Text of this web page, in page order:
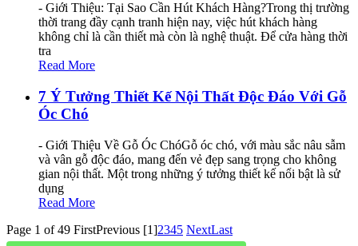
- Giới Thiệu: Tại Sao Cần Hút Khách Hàng?Trong thị trường
thời trang đầy cạnh tranh hiện nay, việc hút khách hàng
không chỉ là cần thiết mà còn là nghệ thuật. Để cửa hàng thời
tra
Read More
7 Ý Tưởng Thiết Kế Nội Thất Độc Đáo Với Gỗ
Óc Chó
- Giới Thiệu Về Gỗ Óc ChóGỗ óc chó, với màu sắc nâu sẫm
và vân gỗ độc đáo, mang đến vẻ đẹp sang trọng cho không
gian nội thất. Một trong những ý tưởng thiết kế nổi bật là sử
dụng
Read More
Page 1 of 49 FirstPrevious [1]2345 NextLast